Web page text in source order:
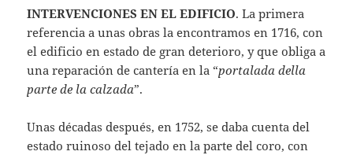
INTERVENCIONES EN EL EDIFICIO. La primera
referencia a unas obras la encontramos en 1716, con
el edificio en estado de gran deterioro, y que obliga a
una reparación de cantería en la “portalada della
parte de la calzada”.
Unas décadas después, en 1752, se daba cuenta del
estado ruinoso del tejado en la parte del coro, con